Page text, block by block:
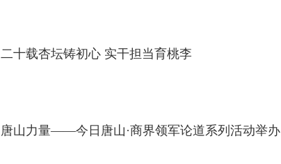
二十载杏坛铸初心 实干担当育桃李
唐山力量——今日唐山·商界领军论道系列活动举办